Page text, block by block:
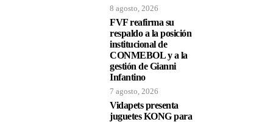
8 agosto, 2026
FVF reafirma su
respaldo a la posición
institucional de
CONMEBOL y a la
gestión de Gianni
Infantino
7 agosto, 2026
Vidapets presenta
juguetes KONG para